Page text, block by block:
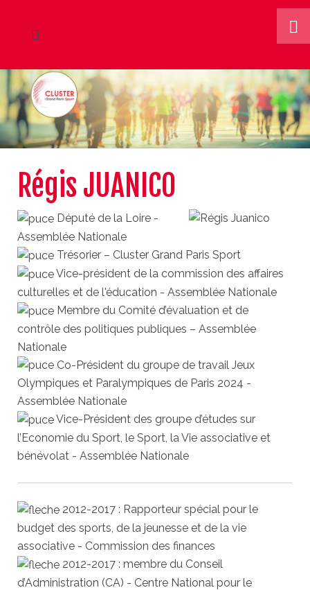
Régis JUANICO
Député de la Loire -
Assemblée Nationale
Trésorier – Cluster Grand Paris Sport
Vice-président de la commission des affaires
culturelles et de l'éducation - Assemblée Nationale
Membre du Comité d’évaluation et de
contrôle des politiques publiques – Assemblée
Nationale
Co-Président du groupe de travail Jeux
Olympiques et Paralympiques de Paris 2024 -
Assemblée Nationale
Vice-Président des groupe d’études sur
l’Economie du Sport, le Sport, la Vie associative et
bénévolat - Assemblée Nationale
2012-2017 : Rapporteur spécial pour le
budget des sports, de la jeunesse et de la vie
associative - Commission des finances
2012-2017 : membre du Conseil
d’Administration (CA) - Centre National pour le